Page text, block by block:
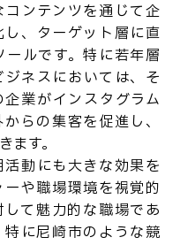
ンテンツを通じて企
、ターゲット層に直
ルです。特に若年層
ネスにおいては、そ
業がインスタグラム
らの集客を促進し、
す。
動にも大きな効果を
や職場環境を視覚的
て魅力的な職場であ
に尼崎市のような競